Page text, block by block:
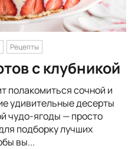
Рецепты
с клубникой
полакомиться сочной и
удивительные десерты
чудо-ягоды — просто
подборку лучших
вы...